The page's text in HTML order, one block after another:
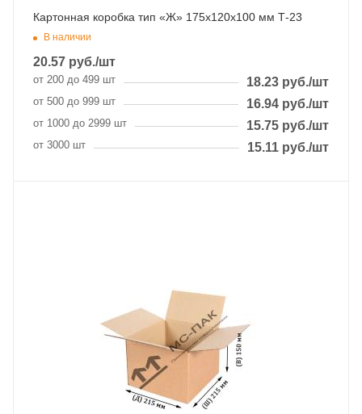
Картонная коробка тип «Ж» 175х120х100 мм Т-23
В наличии
20.57 руб./шт
от 200 до 499 шт 18.23 руб./шт
от 500 до 999 шт 16.94 руб./шт
от 1000 до 2999 шт 15.75 руб./шт
от 3000 шт 15.11 руб./шт